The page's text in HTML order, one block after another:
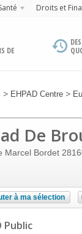
Droits et
DE
> EHPAD Centre >
De
Marcel Bordet
à ma sélection
Public